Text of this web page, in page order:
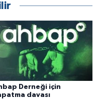
Derneği için
davası